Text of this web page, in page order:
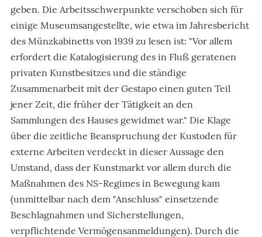
geben. Die Arbeitsschwerpunkte verschoben sich für
einige Museumsangestellte, wie etwa im Jahresbericht
des Münzkabinetts von 1939 zu lesen ist: "Vor allem
erfordert die Katalogisierung des in Fluß geratenen
privaten Kunstbesitzes und die ständige
Zusammenarbeit mit der Gestapo einen guten Teil
jener Zeit, die früher der Tätigkeit an den
Sammlungen des Hauses gewidmet war." Die Klage
über die zeitliche Beanspruchung der Kustoden für
externe Arbeiten verdeckt in dieser Aussage den
Umstand, dass der Kunstmarkt vor allem durch die
Maßnahmen des NS-Regimes in Bewegung kam
(unmittelbar nach dem "Anschluss" einsetzende
Beschlagnahmen und Sicherstellungen,
verpflichtende Vermögensanmeldungen). Durch die